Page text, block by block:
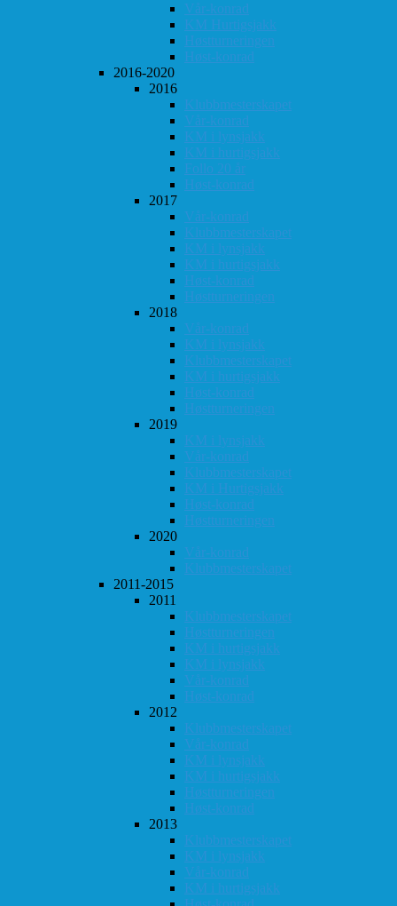
Vår-konrad
KM Hurtigsjakk
Høstturneringen
Høst-konrad
2016-2020
2016
Klubbmesterskapet
Vår-konrad
KM i lynsjakk
KM i hurtigsjakk
Follo 20 år
Høst-konrad
2017
Vår-konrad
Klubbmesterskapet
KM i lynsjakk
KM i hurtigsjakk
Høst-konrad
Høstturneringen
2018
Vår-konrad
KM i lynsjakk
Klubbmesterskapet
KM i hurtigsjakk
Høst-konrad
Høstturneringen
2019
KM i lynsjakk
Vår-konrad
Klubbmesterskapet
KM i Hurtigsjakk
Høst-konrad
Høstturneringen
2020
Vår-konrad
Klubbmesterskapet
2011-2015
2011
Klubbmesterskapet
Høstturneringen
KM i hurtigsjakk
KM i lynsjakk
Vår-konrad
Høst-konrad
2012
Klubbmesterskapet
Vår-konrad
KM i lynsjakk
KM i hurtigsjakk
Høstturneringen
Høst-konrad
2013
Klubbmesterskapet
KM i lynsjakk
Vår-konrad
KM i hurtigsjakk